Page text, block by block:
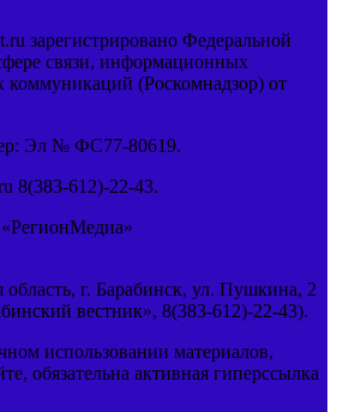
зарегистрировано Федеральной
связи, информационных
коммуникаций (Роскомнадзор) от
Эл № ФС77-80619.
8(383-612)-22-43.
г. Барабинск, ул. Пушкина, 2
вестник», 8(383-612)-22-43).
использовании материалов,
обязательна активная гиперссылка